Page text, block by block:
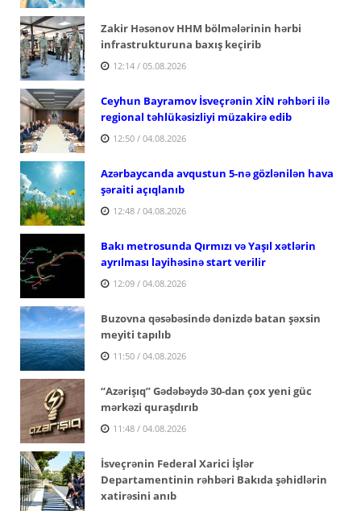
Zakir Həsənov HHM bölmələrinin hərbi
infrastrukturuna baxış keçirib
12:14 / 05.08.2026
Ceyhun Bayramov İsveçrənin XİN rəhbəri ilə
regional təhlükəsizliyi müzakirə edib
12:50 / 04.08.2026
Azərbaycanda avqustun 5-nə gözlənilən hava
şəraiti açıqlanıb
12:48 / 04.08.2026
Bakı metrosunda Qırmızı və Yaşıl xətlərin
ayrılması layihəsinə start verilir
12:09 / 04.08.2026
Buzovna qəsəbəsində dənizdə batan şəxsin
meyiti tapılıb
11:50 / 04.08.2026
“Azərişıq” Gədəbəydə 30-dan çox yeni güc
mərkəzi quraşdırıb
11:48 / 04.08.2026
İsveçrənin Federal Xarici İşlər
Departamentinin rəhbəri Bakıda şəhidlərin
xatirəsini anıb